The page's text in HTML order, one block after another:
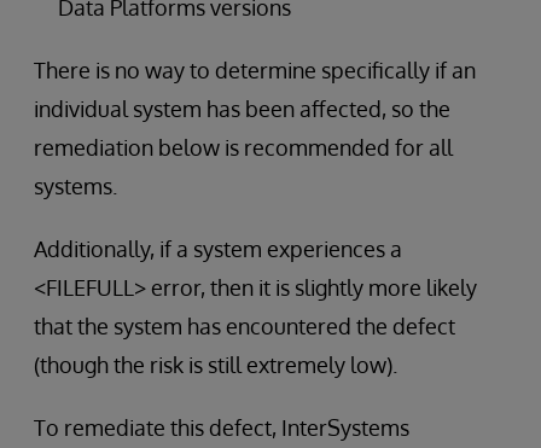
Data Platforms versions
There is no way to determine specifically if an
individual system has been affected, so the
remediation below is recommended for all
systems.
Additionally, if a system experiences a
<FILEFULL> error, then it is slightly more likely
that the system has encountered the defect
(though the risk is still extremely low).
To remediate this defect, InterSystems